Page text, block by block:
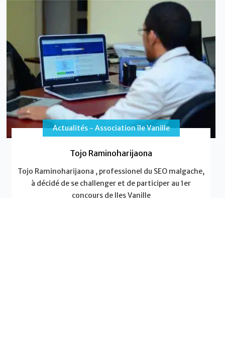
Actualités - Association île Vanille
Tojo Raminoharijaona
Tojo Raminoharijaona , professionel du SEO malgache,
à décidé de se challenger et de participer au 1er
concours de Iles Vanille